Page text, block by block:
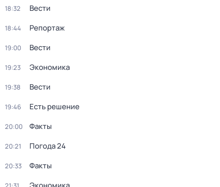
18:32 Вести
18:44 Репортаж
19:00 Вести
19:23 Экономика
19:38 Вести
19:46 Есть решение
20:00 Факты
20:21 Погода 24
20:33 Факты